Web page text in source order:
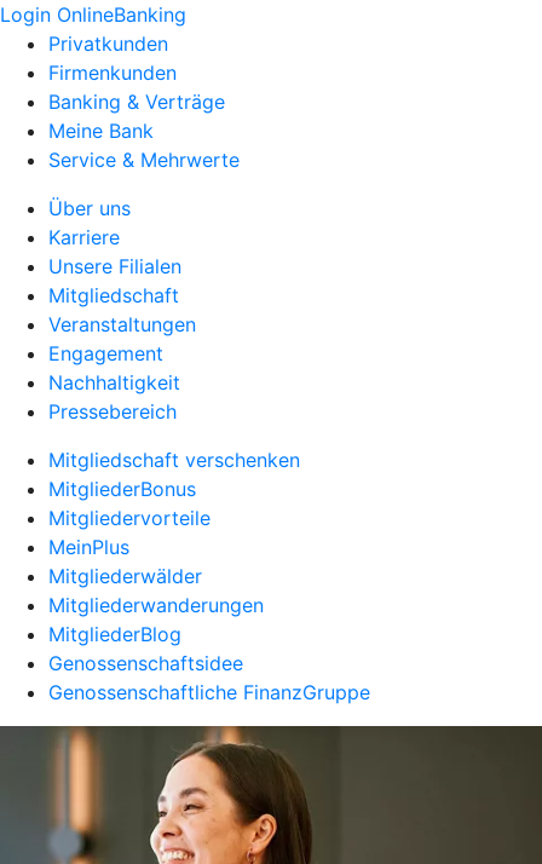
Login OnlineBanking
Privatkunden
Firmenkunden
Banking & Verträge
Meine Bank
Service & Mehrwerte
Über uns
Karriere
Unsere Filialen
Mitgliedschaft
Veranstaltungen
Engagement
Nachhaltigkeit
Pressebereich
Mitgliedschaft verschenken
MitgliederBonus
Mitgliedervorteile
MeinPlus
Mitgliederwälder
Mitgliederwanderungen
MitgliederBlog
Genossenschaftsidee
Genossenschaftliche FinanzGruppe